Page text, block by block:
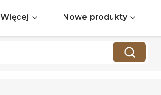
WyczyśćSzukaj
Więcej Nowe produkty